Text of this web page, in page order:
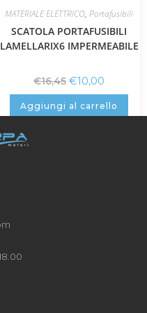
MATERIALE ELETTRICO, Portafusibili
SCATOLA PORTAFUSIBILI
LAMELLARIX6 IMPERMEABILE
€16,45 €10,00
Aggiungi al carrello